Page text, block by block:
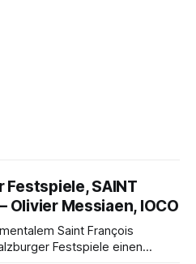
SAINT
– Olivier Messiaen, IOCO
Saint François
Festspiele einen